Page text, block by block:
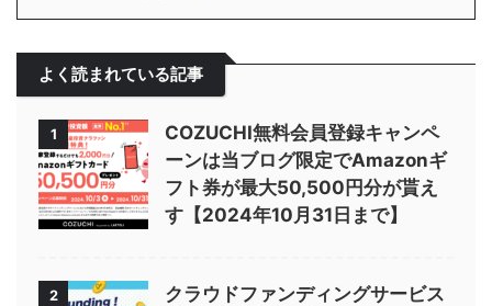
よく読まれている記事
1
COZUCHI無料会員登録キャンペ
ーンは当ブログ限定でAmazonギ
フト券が最大50,500円分が貰え
す【2024年10月31日まで】
2
クラウドファンディングサービス